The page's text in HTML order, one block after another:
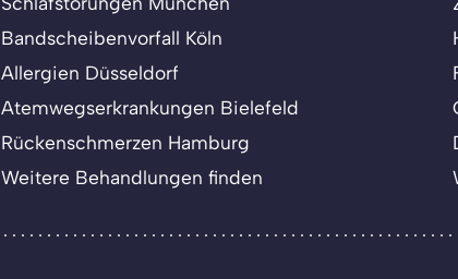
Bandscheibenvorfall Köln
Allergien Düsseldorf
Atemwegserkrankungen Bielefeld
Rückenschmerzen Hamburg
Weitere Behandlungen finden